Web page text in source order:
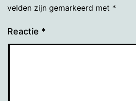
velden zijn gemarkeerd met *
Reactie *